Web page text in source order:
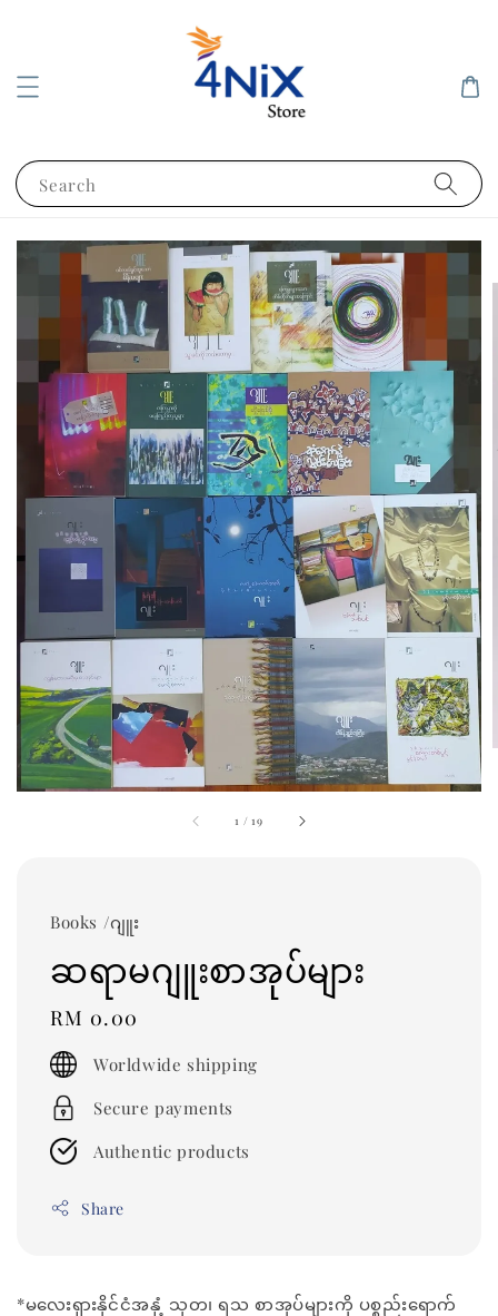
Search
1 /19
Books /ဂျူး
ဆရာမဂျူးစာအုပ်များ
Regular
price
RM 0.00
Worldwide shipping
Secure payments
Authentic products
Share
*မလေးရှားနိုင်ငံအနှံ့ သုတ၊ ရသ စာအုပ်များကို ပစ္စည်းရောက်